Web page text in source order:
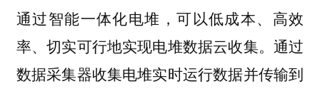
通过智能一体化电堆，可以低成本、高效
率、切实可行地实现电堆数据云收集。通过
数据采集器收集电堆实时运行数据并传输到